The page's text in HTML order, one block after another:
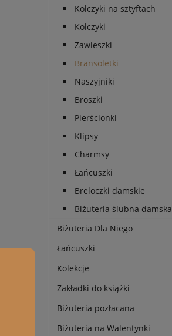
Kolczyki na sztyftach
Kolczyki
Zawieszki
Bransoletki
Naszyjniki
Broszki
Pierścionki
Klipsy
Charmsy
Łańcuszki
Breloczki damskie
Biżuteria ślubna damska
Biżuteria Dla Niego
Łańcuszki
Kolekcje
Zakładki do książki
Biżuteria pozłacana
Biżuteria na Walentynki